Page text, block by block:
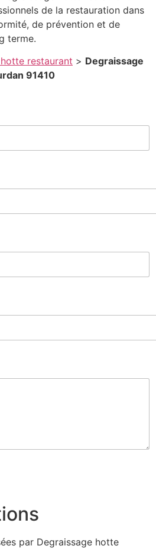
de la restauration dans
de prévention et de
terme.
restaurant > Degraissage
91410
a
e
par Degraissage hotte